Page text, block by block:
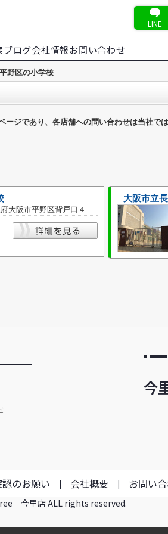
LINE
ブログ会社情報お問い合わせ
野区の小学校
ジであり、各店舗への問い合わせは当社では
大阪府大阪市平野区背戸口４丁目
大阪市立
今
のお願い 会社概要 お問い
今里店 ALL rights reserved.